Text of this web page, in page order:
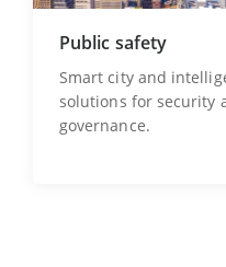
Public safety
Smart city and
solutions for security
governance.